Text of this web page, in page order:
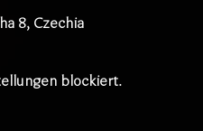
8, Czechia
blockiert.